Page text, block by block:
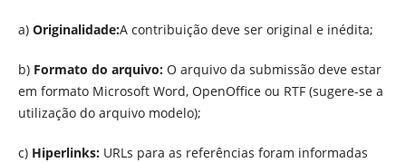
a) Originalidade:A contribuição deve ser original e inédita;
b) Formato do arquivo: O arquivo da submissão deve estar
em formato Microsoft Word, OpenOffice ou RTF (sugere-se a
utilização do arquivo modelo);
c) Hiperlinks: URLs para as referências foram informadas